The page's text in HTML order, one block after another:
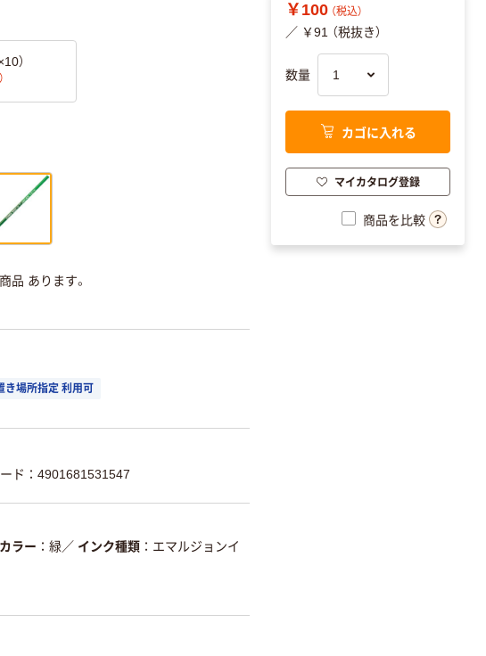
）
品 あります。
き場所指定 利用可
ド：4901681531547
カラー 緑／ インク種類
エマルジョンイ
￥100 （税込）
／ ￥91 （税抜き）
数量
カゴに入れる
マイカタログ登録
商品を比較